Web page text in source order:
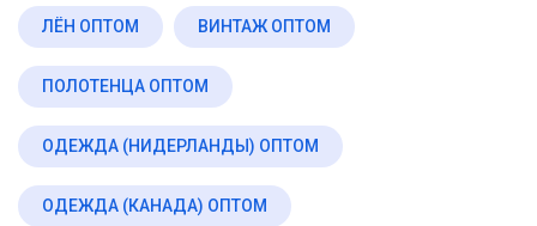
ЛЁН ОПТОМ ВИНТАЖ ОПТОМ
ПОЛОТЕНЦА ОПТОМ
ОДЕЖДА (НИДЕРЛАНДЫ) ОПТОМ
ОДЕЖДА (КАНАДА) ОПТОМ